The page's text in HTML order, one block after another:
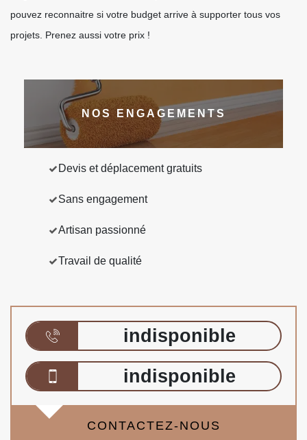
pouvez reconnaitre si votre budget arrive à supporter tous vos
projets. Prenez aussi votre prix !
NOS ENGAGEMENTS
Devis et déplacement gratuits
Sans engagement
Artisan passionné
Travail de qualité
indisponible
indisponible
CONTACTEZ-NOUS